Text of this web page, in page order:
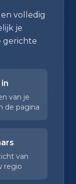
volledig
je
gerichte
van je
de pagina
van
regio